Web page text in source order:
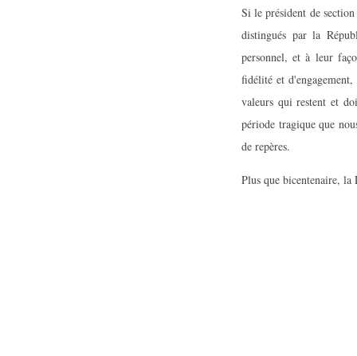
Si le président de
distingués par la
personnel, et à leur
fidélité et
valeurs qui restent et
période tragique que
de repères.
Plus que bicentenaire,